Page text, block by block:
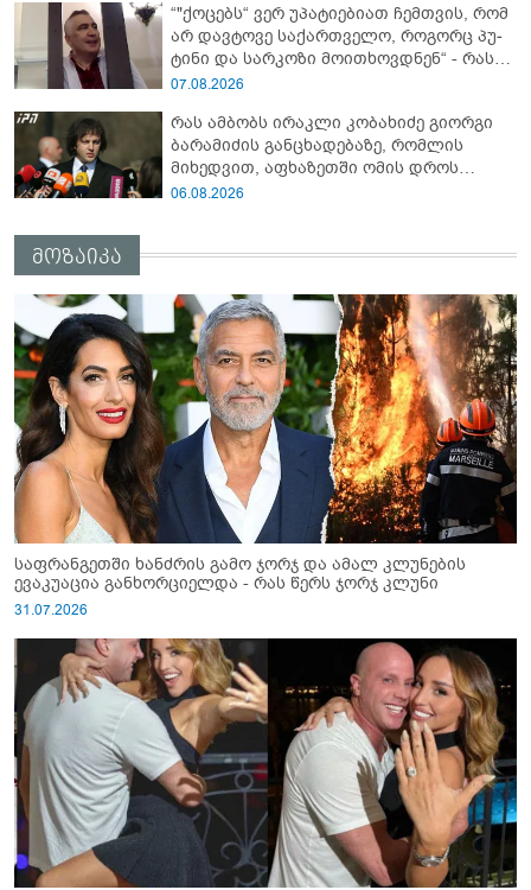
და სხვა სახის ძალადობას“ - აშშ-ს
საელჩო
“"ქო­ცებს“ ვერ უპა­ტი­ე­ბი­ათ ჩემ­თვის, რომ
არ დავ­ტო­ვე სა­ქარ­თვე­ლო, რო­გორც პუ­
ტი­ნი და სარ­კო­ზი მო­ი­თხოვ­დნენ“ - რას
წერს მიხეილ სააკაშვილი
07.08.2026
რას ამბობს ირაკლი კობახიძე გიორგი
ბარამიძის განცხადებაზე, რომლის
მიხედვით, აფხაზეთში ომის დროს
„ჩვენებს ტყვეები არ აჰყავდათ"
06.08.2026
მოზაიკა
საფრანგეთში ხანძრის გამო ჯორჯ და ამალ კლუნების
ევაკუაცია განხორციელდა - რას წერს ჯორჯ კლუნი
31.07.2026